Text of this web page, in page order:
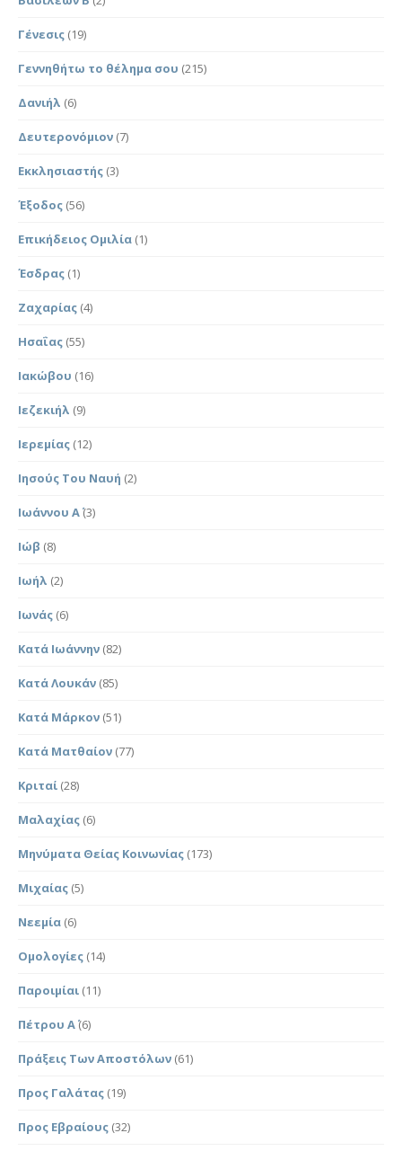
Γένεσις (19)
Γεννηθήτω το θέλημα σου (215)
Δανιήλ (6)
Δευτερονόμιον (7)
Εκκλησιαστής (3)
Έξοδος (56)
Επικήδειος Ομιλία (1)
Έσδρας (1)
Ζαχαρίας (4)
Ησαΐας (55)
Ιακώβου (16)
Ιεζεκιήλ (9)
Ιερεμίας (12)
Ιησούς Του Ναυή (2)
Ιωάννου Α΄(3)
Ιώβ (8)
Ιωήλ (2)
Ιωνάς (6)
Κατά Ιωάννην (82)
Κατά Λουκάν (85)
Κατά Μάρκον (51)
Κατά Ματθαίον (77)
Κριταί (28)
Μαλαχίας (6)
Μηνύματα Θείας Κοινωνίας (173)
Μιχαίας (5)
Νεεμία (6)
Ομολογίες (14)
Παροιμίαι (11)
Πέτρου Α΄(6)
Πράξεις Των Αποστόλων (61)
Προς Γαλάτας (19)
Προς Εβραίους (32)